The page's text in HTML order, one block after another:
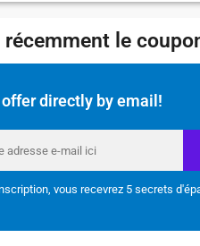
récemment le
directly by email!
vous recevrez 5 secrets